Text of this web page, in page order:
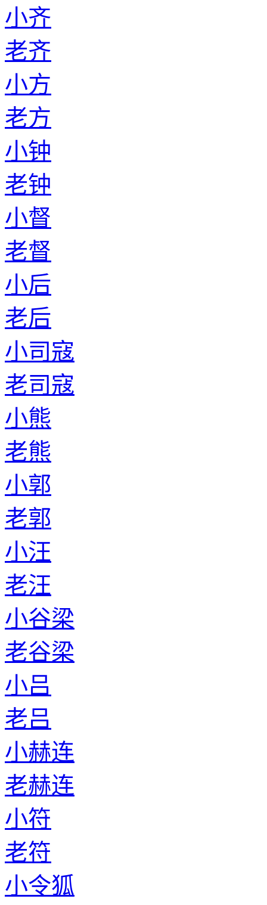
小齐
老齐
小方
老方
小钟
老钟
小督
老督
小后
老后
小司寇
老司寇
小熊
老熊
小郭
老郭
小汪
老汪
小谷梁
老谷梁
小吕
老吕
小赫连
老赫连
小符
老符
小令狐